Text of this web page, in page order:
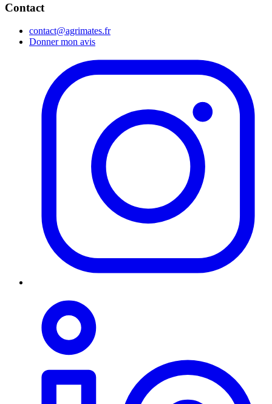
Contact
contact@agrimates.fr
Donner mon avis